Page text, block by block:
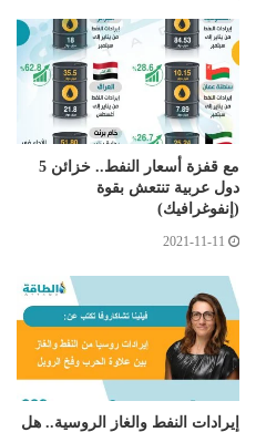
مع قفزة أسعار النفط.. خزائن 5
دول عربية تنتعش بقوة
(إنفوغرافيك)
2021-11-11
إيرادات النفط والغاز الروسية.. هل